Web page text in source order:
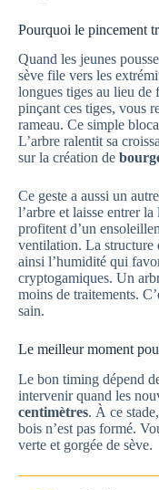
Pourquoi le pincement
Quand les jeunes
sève file vers les
longues tiges au lieu de
pinçant ces tiges, vous
rameau. Ce simple
L’arbre ralentit sa
sur la création de
Ce geste a aussi un
l’arbre et laisse entrer
profitent d’un
ventilation. La structure
ainsi l’humidité qui
cryptogamiques. Un
moins de traitements.
sain.
Le meilleur moment
Le bon timing dépend
intervenir quand les
centimètres. À ce
bois n’est pas formé.
verte et gorgée de sève.